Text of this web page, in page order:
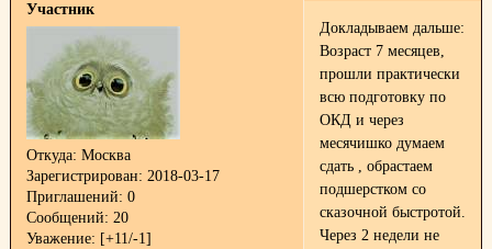
Участник
Откуда: Москва
Зарегистрирован: 2018-03-17
Приглашений: 0
Сообщений: 20
Уважение: [+11/-1]
Докладываем дальше:
Возраст 7 месяцев,
прошли практически
всю подготовку по
ОКД и через
месячишко думаем
сдать , обрастаем
подшерстком со
сказочной быстротой.
Через 2 недели не